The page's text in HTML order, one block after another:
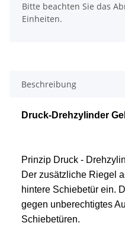
Bitte beachten Sie das
Einheiten.
Beschreibung
Druck-Drehzylinder
Prinzip Druck -
Der zusätzliche Riegel
hintere Schiebetür ein.
gegen unberechtigtes
Schiebetüren.